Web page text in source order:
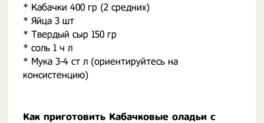
* Кабачки 400 гр (2 средних)
* Яйца 3 шт
* Твердый сыр 150 гр
* соль 1 ч л
* Мука 3-4 ст л (ориентируйтесь на
консистенцию)
Как приготовить Кабачковые оладьи с